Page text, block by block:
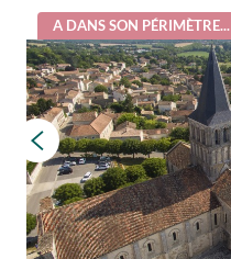
A DANS SON PÉRIMÈTRE...